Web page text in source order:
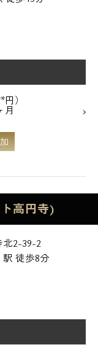
）
月
高円寺)
2-39-2
駅 徒歩8分